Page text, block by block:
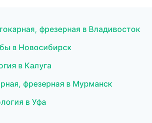
фрезерная в Владивосток
в Новосибирск
в Калуга
фрезерная в Мурманск
в Уфа